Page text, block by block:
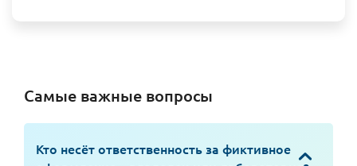
Самые важные вопросы
Кто несёт ответственность за фиктивное